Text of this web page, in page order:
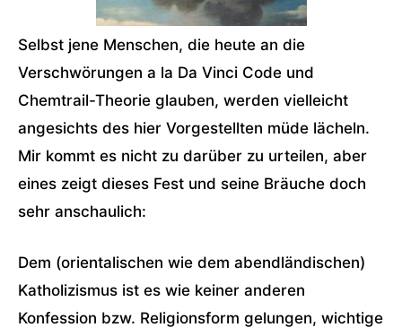
Selbst jene Menschen, die heute an die
Verschwörungen a la Da Vinci Code und
Chemtrail-Theorie glauben, werden vielleicht
angesichts des hier Vorgestellten müde lächeln.
Mir kommt es nicht zu darüber zu urteilen, aber
eines zeigt dieses Fest und seine Bräuche doch
sehr anschaulich:
Dem (orientalischen wie dem abendländischen)
Katholizismus ist es wie keiner anderen
Konfession bzw. Religionsform gelungen, wichtige